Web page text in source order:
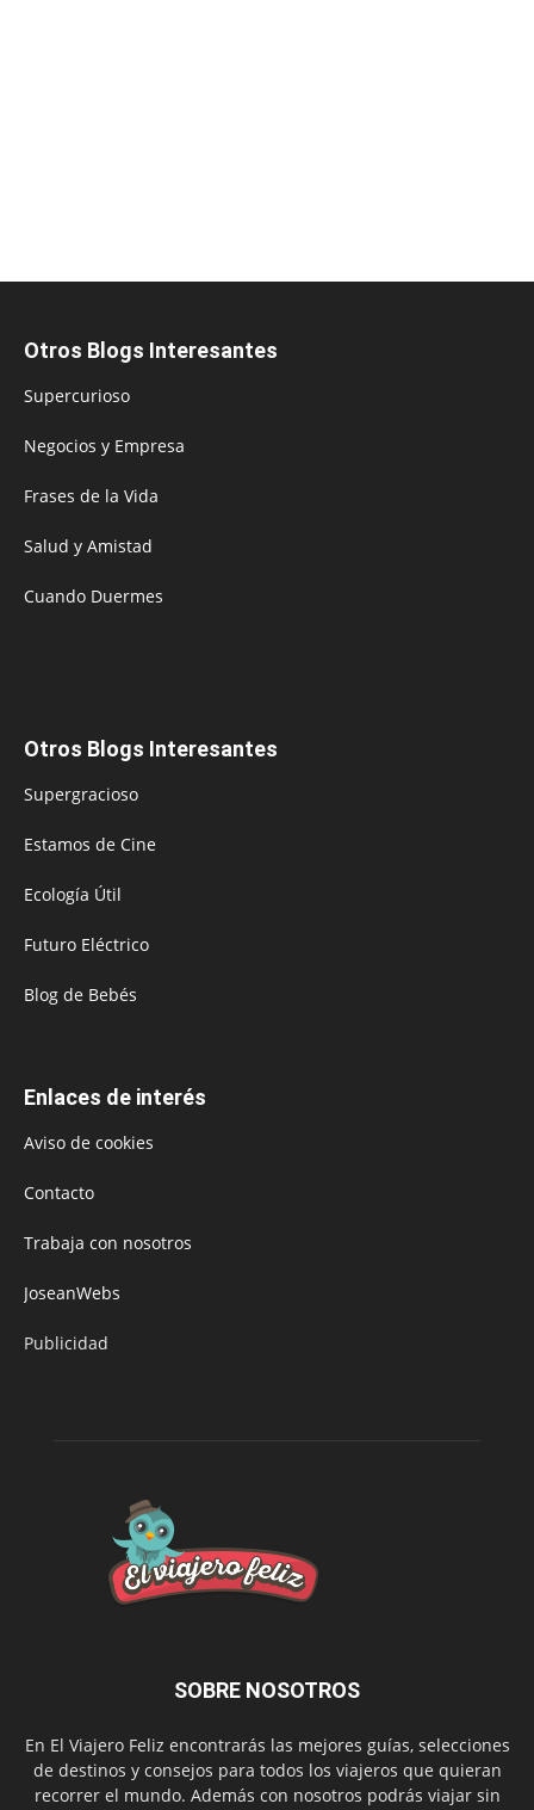
Otros Blogs Interesantes
Supercurioso
Negocios y Empresa
Frases de la Vida
Salud y Amistad
Cuando Duermes
Otros Blogs Interesantes
Supergracioso
Estamos de Cine
Ecología Útil
Futuro Eléctrico
Blog de Bebés
Enlaces de interés
Aviso de cookies
Contacto
Trabaja con nosotros
JoseanWebs
Publicidad
SOBRE NOSOTROS
En El Viajero Feliz encontrarás las mejores guías, selecciones
de destinos y consejos para todos los viajeros que quieran
recorrer el mundo. Además con nosotros podrás viajar sin